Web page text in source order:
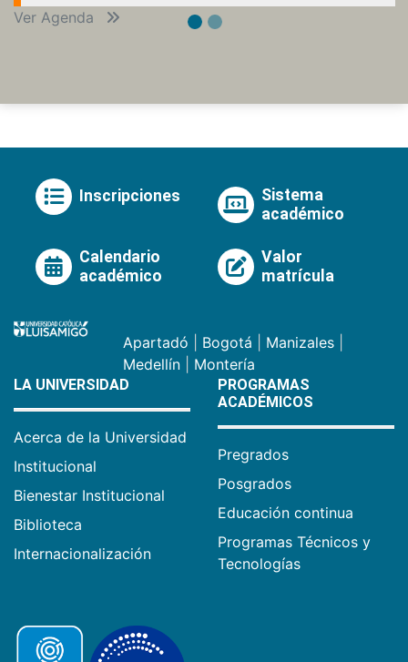
Ver Agenda
Inscripciones
Sistema
académico
Calendario
académico
Valor
matrícula
Apartadó Bogotá Manizales
Medellín
Montería
LA UNIVERSIDAD
Acerca de la Universidad
Institucional
Bienestar Institucional
Biblioteca
Internacionalización
PROGRAMAS
ACADÉMICOS
Pregrados
Posgrados
Educación continua
Programas Técnicos y
Tecnologías